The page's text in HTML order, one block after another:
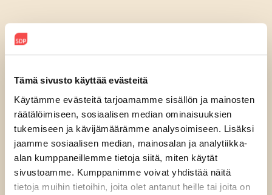
Tämä sivusto käyttää evästeitä
Käytämme evästeitä tarjoamamme sisällön ja mainosten
räätälöimiseen, sosiaalisen median ominaisuuksien
tukemiseen ja kävijämäärämme analysoimiseen. Lisäksi
jaamme sosiaalisen median, mainosalan ja analytiikka-
alan kumppaneillemme tietoja siitä, miten käytät
sivustoamme. Kumppanimme voivat yhdistää näitä
tietoja muihin tietoihin, joita olet antanut heille tai joita on
Luitko jo?